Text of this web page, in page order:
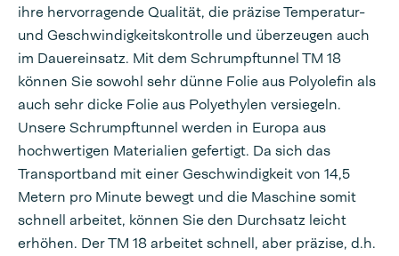
ihre hervorragende Qualität, die präzise Temperatur-
und Geschwindigkeitskontrolle und überzeugen auch
im Dauereinsatz. Mit dem Schrumpftunnel TM 18
können Sie sowohl sehr dünne Folie aus Polyolefin als
auch sehr dicke Folie aus Polyethylen versiegeln.
Unsere Schrumpftunnel werden in Europa aus
hochwertigen Materialien gefertigt. Da sich das
Transportband mit einer Geschwindigkeit von 14,5
Metern pro Minute bewegt und die Maschine somit
schnell arbeitet, können Sie den Durchsatz leicht
erhöhen. Der TM 18 arbeitet schnell, aber präzise, d.h.